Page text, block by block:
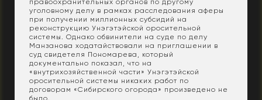
уголовному делу в рамках расследования аферы
при получении миллионных субсидий на
реконструкцию Унэгэтэйской оросительной
системы. Однако обвинители на суде по делу
Манзанова ходатайствовали на приглашении в
суд свидетеля Пономарева, который
документально показал, что на
«внутрихозяйственной части» Унэгэтэйской
оросительной системы никаких работ по
договорам «Сибирского огорода» произведено не
было.